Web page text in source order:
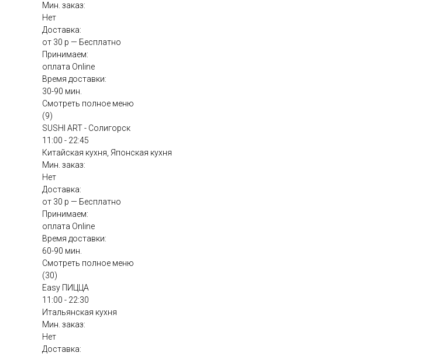
Мин. заказ:
Нет
Доставка:
от 30 р — Бесплатно
Принимаем:
оплата Online
Время доставки:
30-90 мин.
Смотреть полное меню
(9)
SUSHI ART - Солигорск
11:00 - 22:45
Китайская кухня, Японская кухня
Мин. заказ:
Нет
Доставка:
от 30 р — Бесплатно
Принимаем:
оплата Online
Время доставки:
60-90 мин.
Смотреть полное меню
(30)
Easy ПИЦЦА
11:00 - 22:30
Итальянская кухня
Мин. заказ:
Нет
Доставка: